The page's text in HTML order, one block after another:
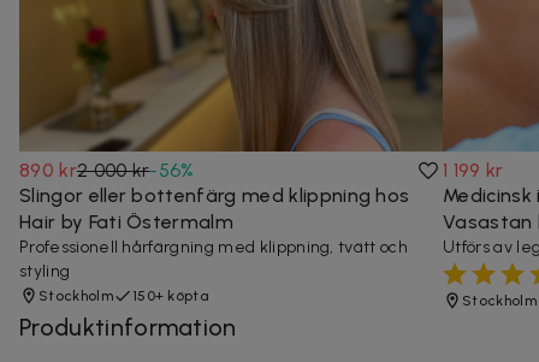
890 kr2 000 kr-56%
Slingor eller bottenfärg med klippning hos
Hair by Fati Östermalm
Professionell hårfärgning med klippning, tvätt och
styling
Stockholm 150+ köpta
1 199 kr
Vasastan
Utförs av
Stockholm
Produktinformation